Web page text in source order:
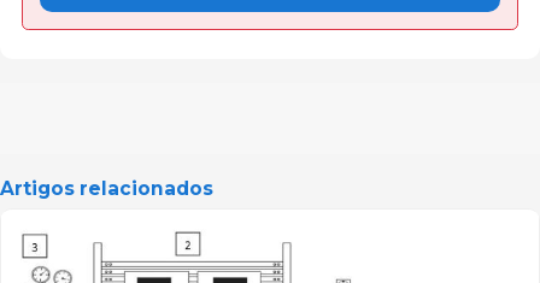
Artigos relacionados